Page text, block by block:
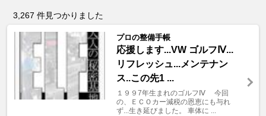
3,267 件見つかりました
プロの整備手帳
応援します...VW ゴルフⅣ...
リフレッシュ...メンテナン
ス..この先1 ...
１９９7年生まれのゴルフⅣ 今回
の、ＥＣＯカー減税の恩恵にも与れ
ず...生き延びました。 車体に ...